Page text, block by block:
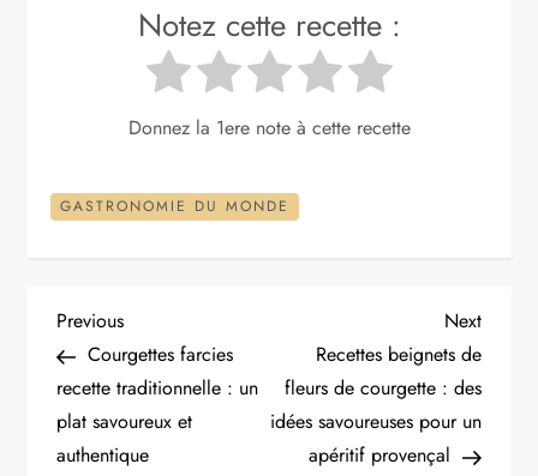
Notez cette recette :
Donnez la 1ere note à cette recette
GASTRONOMIE DU MONDE
N
a
v
Previous
Post
Previous
Courgettes farcies
recette traditionnelle : un
plat savoureux et
authentique
Next
Post
Next
Recettes beignets de
fleurs de courgette : des
idées savoureuses pour un
apéritif provençal